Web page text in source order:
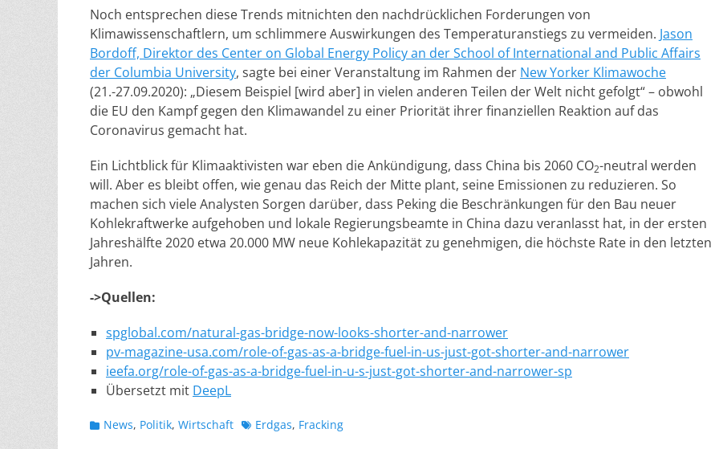
Noch entsprechen diese Trends mitnichten den nachdrücklichen Forderungen von
Klimawissenschaftlern, um schlimmere Auswirkungen des Temperaturanstiegs zu vermeiden. Jason
Bordoff, Direktor des Center on Global Energy Policy an der School of International and Public Affairs
der Columbia University, sagte bei einer Veranstaltung im Rahmen der New Yorker Klimawoche
(21.-27.09.2020): „Diesem Beispiel [wird aber] in vielen anderen Teilen der Welt nicht gefolgt“ – obwohl
die EU den Kampf gegen den Klimawandel zu einer Priorität ihrer finanziellen Reaktion auf das
Coronavirus gemacht hat.
Ein Lichtblick für Klimaaktivisten war eben die Ankündigung, dass China bis 2060 CO2-neutral werden
will. Aber es bleibt offen, wie genau das Reich der Mitte plant, seine Emissionen zu reduzieren. So
machen sich viele Analysten Sorgen darüber, dass Peking die Beschränkungen für den Bau neuer
Kohlekraftwerke aufgehoben und lokale Regierungsbeamte in China dazu veranlasst hat, in der ersten
Jahreshälfte 2020 etwa 20.000 MW neue Kohlekapazität zu genehmigen, die höchste Rate in den letzten
Jahren.
->Quellen:
spglobal.com/natural-gas-bridge-now-looks-shorter-and-narrower
pv-magazine-usa.com/role-of-gas-as-a-bridge-fuel-in-us-just-got-shorter-and-narrower
ieefa.org/role-of-gas-as-a-bridge-fuel-in-u-s-just-got-shorter-and-narrower-sp
Übersetzt mit DeepL
Kategorien
News, Politik, Wirtschaft Schlagworte
Erdgas, Fracking